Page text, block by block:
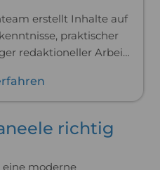
erstellt Inhalte auf
praktischer
redaktioneller Arbeit.
Texte, die verständlich
Orientierung
bieten.
richtig
moderne